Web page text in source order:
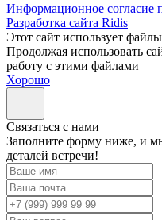
Информационное согласие
Разработка сайта Ridis
Этот сайт использует
Продолжая использовать
работу с этими файлами
Хорошо
Cвязаться с нами
Заполните форму ниже, и
деталей встречи!